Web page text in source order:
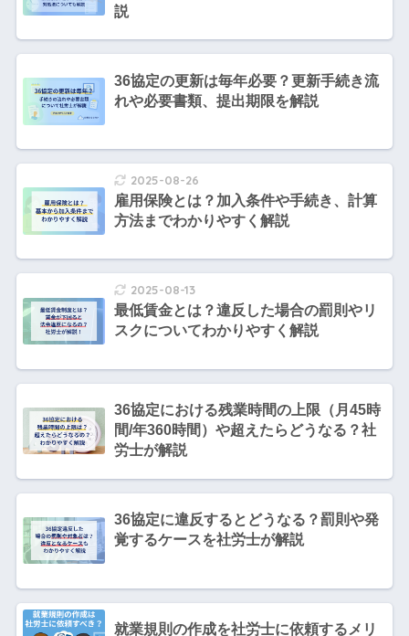
説
36協定の更新は毎年必要？更新手続き流
れや必要書類、提出期限を解説
2025-08-26
雇用保険とは？加入条件や手続き、計算
方法までわかりやすく解説
2025-08-13
最低賃金とは？違反した場合の罰則やリ
スクについてわかりやすく解説
36協定における残業時間の上限（月45時
間/年360時間）や超えたらどうなる？社
労士が解説
36協定に違反するとどうなる？罰則や発
覚するケースを社労士が解説
就業規則の作成を社労士に依頼するメリ